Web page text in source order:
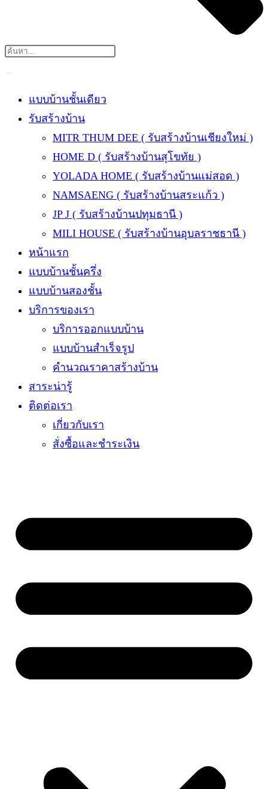
แบบบ้านชั้นเดียว
รับสร้างบ้าน
MITR THUM DEE ( รับสร้างบ้านเชียงใหม่ )
HOME D ( รับสร้างบ้านสุโขทัย )
YOLADA HOME ( รับสร้างบ้านแม่สอด )
NAMSAENG ( รับสร้างบ้านสระแก้ว )
JP J ( รับสร้างบ้านปทุมธานี )
MILI HOUSE ( รับสร้างบ้านอุบลราชธานี )
หน้าแรก
แบบบ้านชั้นครึ่ง
แบบบ้านสองชั้น
บริการของเรา
บริการออกแบบบ้าน
แบบบ้านสำเร็จรูป
คำนวณราคาสร้างบ้าน
สาระน่ารู้
ติดต่อเรา
เกี่ยวกับเรา
สั่งซื้อและชำระเงิน